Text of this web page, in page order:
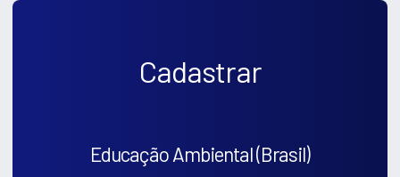
Cadastrar
Educação Ambiental (Brasil)